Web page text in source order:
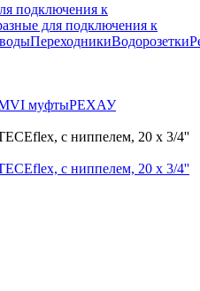
подключения к
для подключения к
ПереходникиВодорозетки
муфтыРЕХАУ
с ниппелем, 20 х 3/4''